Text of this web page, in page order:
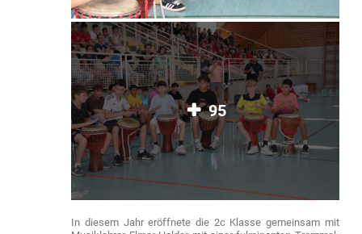
95
In diesem Jahr eröffnete die 2c Klasse gemeinsam mit